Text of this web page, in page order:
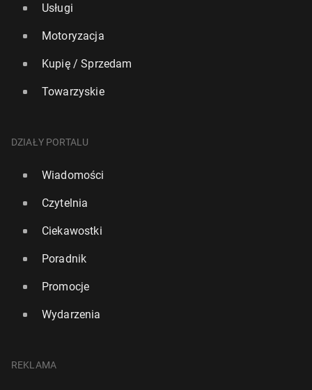
Usługi
Motoryzacja
Kupię / Sprzedam
Towarzyskie
DZIAŁY PORTALU
Wiadomości
Czytelnia
Ciekawostki
Poradnik
Promocje
Wydarzenia
REKLAMA